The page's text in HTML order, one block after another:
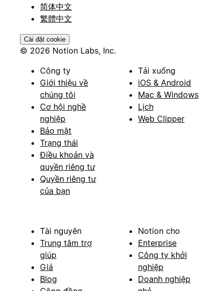
简体中文
繁體中文
Cài đặt cookie
© 2026 Notion Labs, Inc.
Công ty
Giới thiệu về
chúng tôi
Cơ hội nghề
nghiệp
Bảo mật
Trạng thái
Điều khoản và
quyền riêng tư
Quyền riêng tư
của bạn
Tải xuống
iOS & Android
Mac & Windows
Lịch
Web Clipper
Tài nguyên
Trung tâm trợ
giúp
Giá
Blog
Notion cho
Enterprise
Công ty khởi
nghiệp
Doanh nghiệp